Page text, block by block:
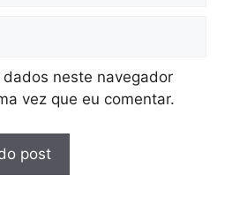
dados neste navegador
vez que eu comentar.